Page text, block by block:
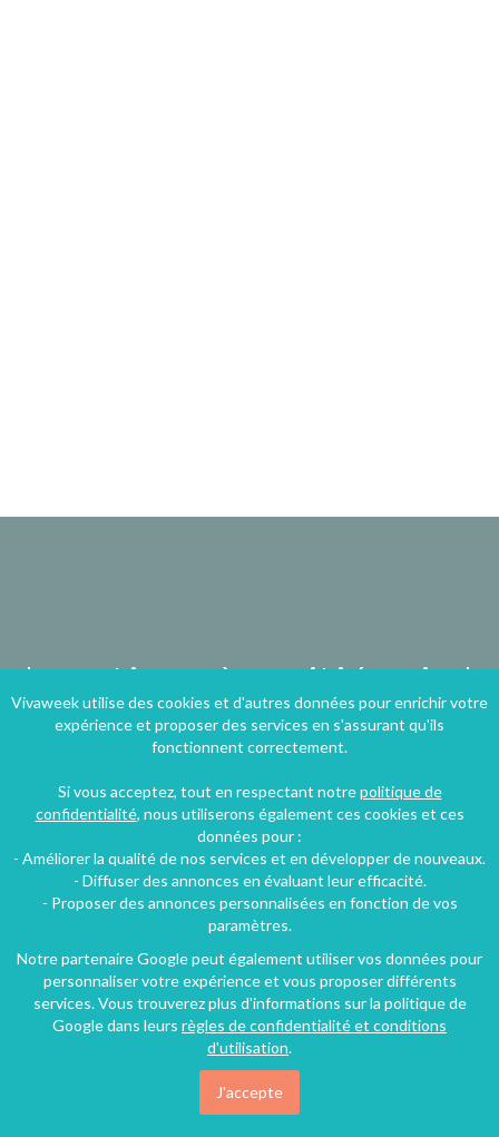
Locations à moitié prix !
Inscrivez-vous à nos
bons plans vacances
Je m'inscris
Vivaweek utilise des cookies et d'autres données pour enrichir votre
expérience et proposer des services en s'assurant qu'ils
fonctionnent correctement.
Si vous acceptez, tout en respectant notrepolitique de
confidentialité, nous utiliserons également ces cookies et ces
données pour :
- Améliorer la qualité de nos services et en développer de nouveaux.
- Diffuser des annonces en évaluant leur efficacité.
- Proposer des annonces personnalisées en fonction de vos
paramètres.
Notre partenaire Google peut également utiliser vos données pour
personnaliser votre expérience et vous proposer différents
services. Vous trouverez plus d'informations sur la politique de
Google dans leurs règles de confidentialité et conditions
d'utilisation.
J'accepte